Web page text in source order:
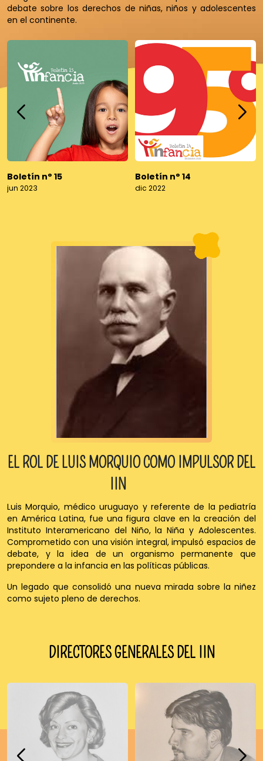
debate sobre los derechos de niñas, niños y adolescentes
en el continente.
Boletín n° 15
jun 2023
Boletín n° 14
dic 2022
EL ROL DE LUIS MORQUIO COMOIMPULSOR DEL
IIN
Luis Morquio, médico uruguayo y referente de la pediatría
en América Latina, fue una figura clave en la creación del
Instituto Interamericano del Niño, la Niña y Adolescentes.
Comprometido con una visión integral, impulsó espacios de
debate, y la idea de un organismo permanente que
prepondere a la infancia en las políticas públicas.
Un legado que consolidó una nueva mirada sobre la niñez
como sujeto pleno de derechos.
DIRECTORES GENERALES DEL IIN